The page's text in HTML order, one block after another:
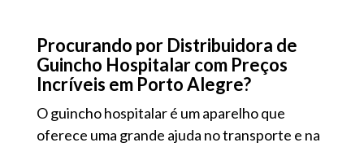
Procurando por Distribuidora de
Guincho Hospitalar com Preços
Incríveis em Porto Alegre?
O guincho hospitalar é um aparelho que
oferece uma grande ajuda no transporte e na